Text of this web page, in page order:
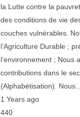
la Lutte contre la
des conditions de vie
couches vulnérables.
l’Agriculture Durable ;
l'environnement ; Nous
contributions dans le
(Alphabétisation). Nous…
1 Years ago
440